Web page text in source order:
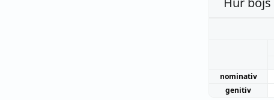
nominativ
genitiv